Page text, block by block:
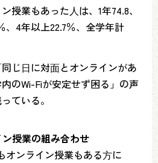
授業もあった⼈は、1年74.8、
、4年以上22.7％、全学年計
じ⽇に対⾯とオンラインがあ
のWi-Fiが安定せず困る」の声
ている。
授業の組み合わせ
オンライン授業もある⽅に